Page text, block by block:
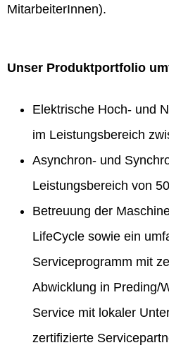
MitarbeiterInnen).
Unser Produktportfolio
Elektrische Hoch- und
im Leistungsbereich
Asynchron- und
Leistungsbereich von
Betreuung der
LifeCycle sowie ein
Serviceprogramm mit
Abwicklung in Preding/
Service mit lokaler
zertifizierte